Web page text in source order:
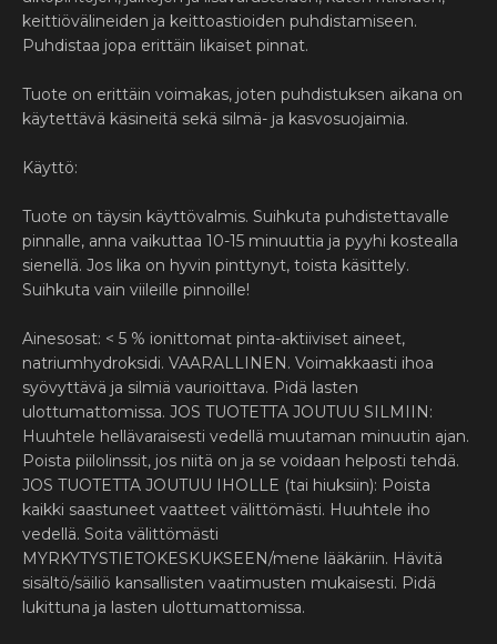
keittiövälineiden ja keittoastioiden puhdistamiseen.
Puhdistaa jopa erittäin likaiset pinnat.
Tuote on erittäin voimakas, joten puhdistuksen aikana on
käytettävä käsineitä sekä silmä- ja kasvosuojaimia.
Käyttö:
Tuote on täysin käyttövalmis. Suihkuta puhdistettavalle
pinnalle, anna vaikuttaa 10-15 minuuttia ja pyyhi kostealla
sienellä. Jos lika on hyvin pinttynyt, toista käsittely.
Suihkuta vain viileille pinnoille!
Ainesosat: < 5 % ionittomat pinta-aktiiviset aineet,
natriumhydroksidi. VAARALLINEN. Voimakkaasti ihoa
syövyttävä ja silmiä vaurioittava. Pidä lasten
ulottumattomissa. JOS TUOTETTA JOUTUU SILMIIN:
Huuhtele hellävaraisesti vedellä muutaman minuutin ajan.
Poista piilolinssit, jos niitä on ja se voidaan helposti tehdä.
JOS TUOTETTA JOUTUU IHOLLE (tai hiuksiin): Poista
kaikki saastuneet vaatteet välittömästi. Huuhtele iho
vedellä. Soita välittömästi
MYRKYTYSTIETOKESKUKSEEN/mene lääkäriin. Hävitä
sisältö/säiliö kansallisten vaatimusten mukaisesti. Pidä
lukittuna ja lasten ulottumattomissa.